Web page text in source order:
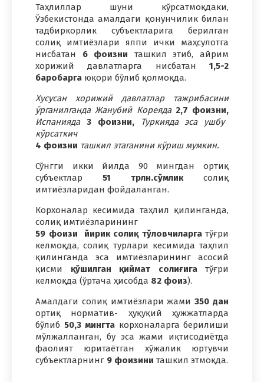
Таҳлиллар шуни кўрсатмоқдаки,
Ўзбекистонда амалдаги қонунчилик билан
тадбиркорлик субъектларига берилган
солиқ имтиёзлари ялпи ички маҳсулотга
нисбатан 6 фоизни ташкил этиб, айрим
хорижий давлатларга нисбатан 1,5-2
баробарга юқори бўлиб қолмоқда.
Хусусан хорижий давлатлар тажрибасини
ўрганилганда Жанубий Кореяда 2,7 фоизни,
Испанияда 3 фоизни,Туркияда эса ушбу
кўрсаткич
4 фоизни ташкил этаганини кўриш мумкин.
Сўнгги икки йилда 90 мингдан ортиқ
субъектлар 51 трлн.сўмликсолиқ
имтиёзларидан фойдаланган.
Корхоналар кесимида таҳлил қилинганда,
солиқ имтиёзларининг
59 фоизи йирик солиқ тўловчиларгатўғри
келмоқда, солиқ турлари кесимида таҳлил
қилинганда эса имтиёзларининг асосий
қисми қўшилган қиймат солиғигатўғри
келмоқда (ўртача ҳисобда 82 фоиз).
Амалдаги солиқ имтиёзлари жами350 дан
ортиқ норматив- ҳуқуқий ҳужжатларда
бўлиб 50,3 мингта корхоналарга берилиши
мўлжалланган, бу эса жами иқтисодиётда
фаолият юритаётган хўжалик юртувчи
субъектларнинг 9 фоизини ташкил этмоқда.